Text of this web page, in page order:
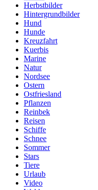
Herbstbilder
Hintergrundbilder
Hund
Hunde
Kreuzfahrt
Kuerbis
Marine
Natur
Nordsee
Ostern
Ostfriesland
Pflanzen
Reinbek
Reisen
Schiffe
Schnee
Sommer
Stars
Tiere
Urlaub
Video